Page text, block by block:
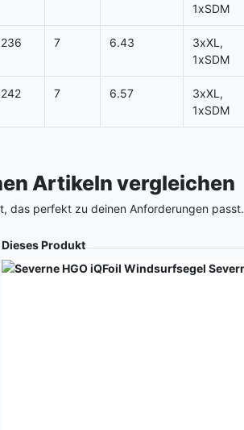
1xSDM
236 7 6.43
3xXL,
1xSDM
242 7 6.57
3xXL,
1xSDM
Artikeln vergleichen
das perfekt zu deinen Anforderungen passt.
Dieses Produkt